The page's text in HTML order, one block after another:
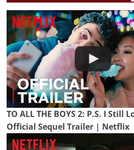
TO ALL THE BOYS 2: P.S. I Still
Official Sequel Trailer | Netflix